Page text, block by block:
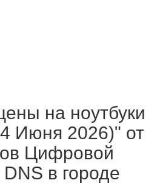
на ноутбуки
Июня 2026)" от
Цифровой
в городе